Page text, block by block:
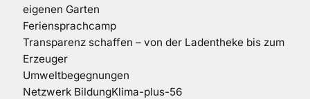
eigenen Garten
Feriensprachcamp
Transparenz schaffen – von der Ladentheke bis zum
Erzeuger
Umweltbegegnungen
Netzwerk BildungKlima-plus-56